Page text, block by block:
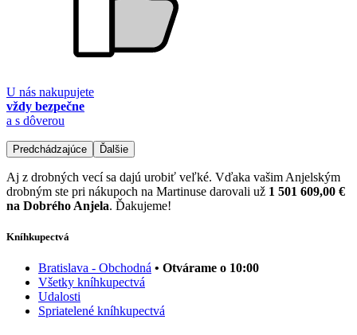
U nás nakupujete
vždy bezpečne
a s dôverou
Predchádzajúce Ďalšie
Aj z drobných vecí sa dajú urobiť veľké. Vďaka vašim Anjelským
drobným ste pri nákupoch na Martinuse darovali už 1 501 609,00 €
na Dobrého Anjela. Ďakujeme!
Kníhkupectvá
Bratislava - Obchodná • Otvárame o 10:00
Všetky kníhkupectvá
Udalosti
Spriatelené kníhkupectvá